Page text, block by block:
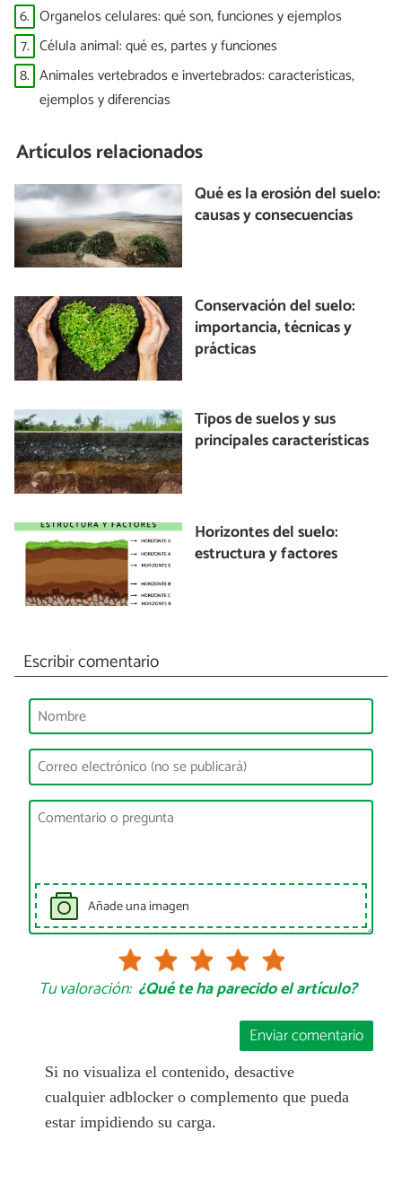
6. Organelos celulares: qué son, funciones y ejemplos
7. Célula animal: qué es, partes y funciones
8. Animales vertebrados e invertebrados: características,
ejemplos y diferencias
Artículos relacionados
Qué es la erosión del suelo:
causas y consecuencias
Conservación del suelo:
importancia, técnicas y
prácticas
Tipos de suelos y sus
principales características
Horizontes del suelo:
estructura y factores
Escribir comentario
Añade una imagen
Tu valoración: ¿Qué te ha parecido el artículo?
Enviar comentario
Si no visualiza el contenido, desactive
cualquier adblocker o complemento que pueda
estar impidiendo su carga.